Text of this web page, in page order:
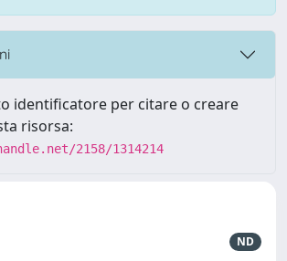
identificatore per citare o creare
risorsa:
2158/1314214
ND